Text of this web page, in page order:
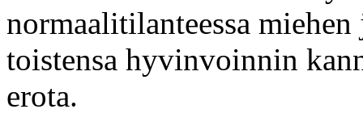
normaalitilanteessa miehen
toistensa hyvinvoinnin
erota.